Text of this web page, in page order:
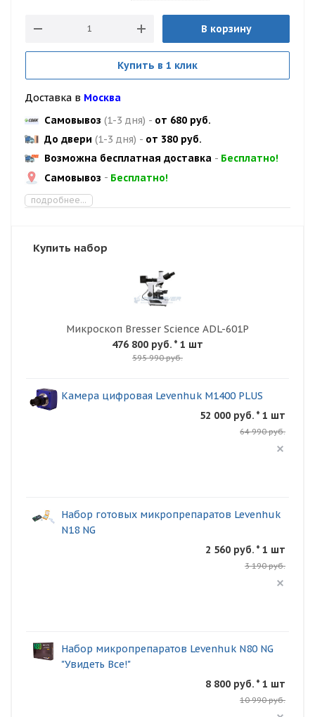
В корзину
Купить в 1 клик
Доставка в Москва
Самовывоз (1-3 дня) - от 680 руб.
До двери (1-3 дня) - от 380 руб.
Возможна бесплатная доставка - Бесплатно!
Самовывоз - Бесплатно!
подробнее...
Купить набор
Микроскоп Bresser Science ADL-601P
476 800 руб. * 1 шт
595 990 руб.
Камера цифровая Levenhuk M1400 PLUS
52 000 руб. * 1 шт
64 990 руб.
Набор готовых микропрепаратов Levenhuk
N18 NG
2 560 руб. * 1 шт
3 190 руб.
Набор микропрепаратов Levenhuk N80 NG
"Увидеть Все!"
8 800 руб. * 1 шт
10 990 руб.